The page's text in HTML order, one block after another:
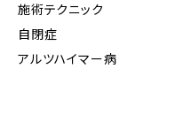
施術テクニック
自閉症
アルツハイマー病